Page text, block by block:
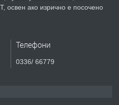
по Математика
освен ако изрично е посочено
Телефони
0336/ 66779